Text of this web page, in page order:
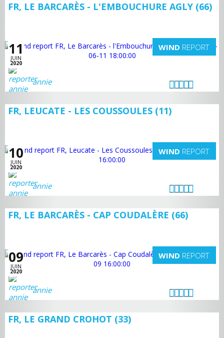
FR, LE BARCARÈS - L'EMBOUCHURE AGLY (66)
11
JUIN
2020
WIND REPORT
annie
FR, LEUCATE - LES COUSSOULES (11)
10
JUIN
2020
WIND REPORT
annie
FR, LE BARCARÈS - CAP COUDALÈRE (66)
09
JUIN
2020
WIND REPORT
annie
FR, LE GRAND CROHOT (33)